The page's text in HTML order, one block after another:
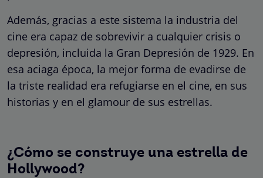
Además, gracias a este sistema la industria del
cine era capaz de sobrevivir a cualquier crisis o
depresión, incluida la Gran Depresión de 1929. En
esa aciaga época, la mejor forma de evadirse de
la triste realidad era refugiarse en el cine, en sus
historias y en el glamour de sus estrellas.
¿Cómo se construye una estrella de
Hollywood?